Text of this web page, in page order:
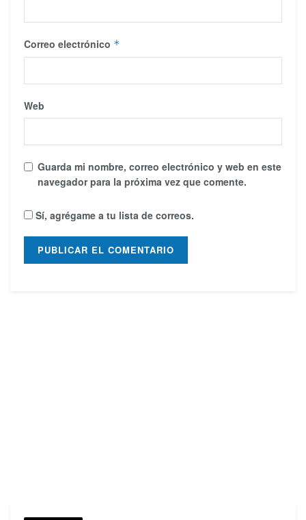
Correo electrónico *
Web
Guarda mi nombre, correo electrónico y web en este
navegador para la próxima vez que comente.
Sí, agrégame a tu lista de correos.